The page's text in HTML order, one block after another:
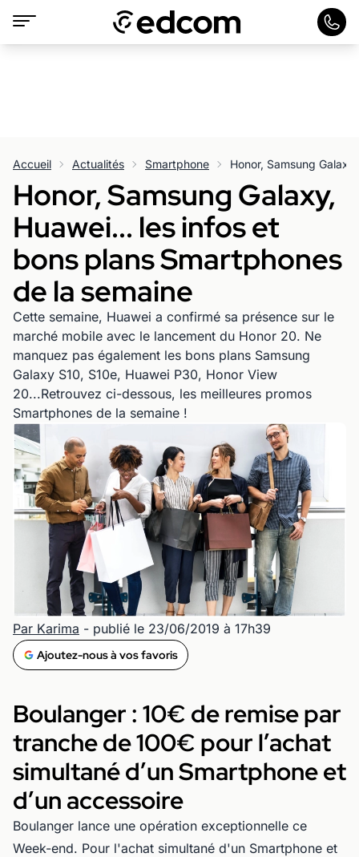
Accueil Actualités Smartphone
Honor, Samsung Galaxy,
Huawei... les infos et
bons plans Smartphones
de la semaine
Cette semaine, Huawei a confirmé sa présence sur le
marché mobile avec le lancement du Honor 20. Ne
manquez pas également les bons plans Samsung
Galaxy S10, S10e, Huawei P30, Honor View
20...Retrouvez ci-dessous, les meilleures promos
Smartphones de la semaine !
Par Karima - publié le 23/06/2019 à 17h39
Ajoutez-nous à vos favoris
Boulanger : 10€ de remise par
tranche de 100€ pour l’achat
simultané d’un Smartphone et
d’un accessoire
Boulanger lance une opération exceptionnelle ce
Week-end. Pour l'achat simultané d'un Smartphone et